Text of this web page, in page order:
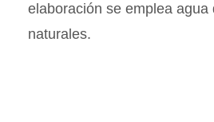
elaboración se emplea agua
naturales.